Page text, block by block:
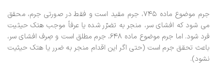
جرم موضوع ماده ۷۴۵، جرم مقید است و فقط در صورتی جرم، محقق
می­ شود که افشای سر، منجر به تضرّر شده یا عرفاً موجب هتک حیثیت
فرد شود. اما جرم موضوع ماده ۶۴۸، جرم مطلق است و صِرف افشای سر،
باعث تحقق جرم است (حتی اگر این اقدام منجر به ضرر یا هتک حیثیت
نشود).